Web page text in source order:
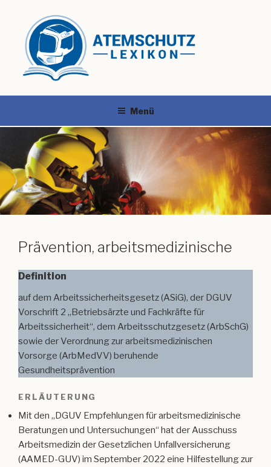
Menü
Prävention, arbeitsmedizinische
Definition
auf dem Arbeitssicherheitsgesetz (ASiG), der DGUV
Vorschrift 2 „Betriebsärzte und Fachkräfte für
Arbeitssicherheit“, dem Arbeitsschutzgesetz (ArbSchG)
sowie der Verordnung zur arbeitsmedizinischen
Vorsorge (ArbMedVV) beruhende
Gesundheitsprävention
ERLÄUTERUNG
Mit den „DGUV Empfehlungen für arbeitsmedizinische
Beratungen und Untersuchungen“ hat der Ausschuss
Arbeitsmedizin der Gesetzlichen Unfallversicherung
(AAMED-GUV) im September 2022 eine Hilfestellung zur